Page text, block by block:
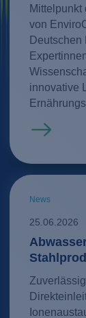
Mittelpunkt
von
Deutschen
innovative
Mehr
News
25.06.2026